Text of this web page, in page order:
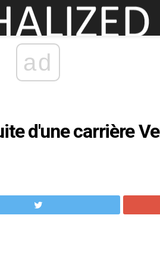
ad
d'une carrière